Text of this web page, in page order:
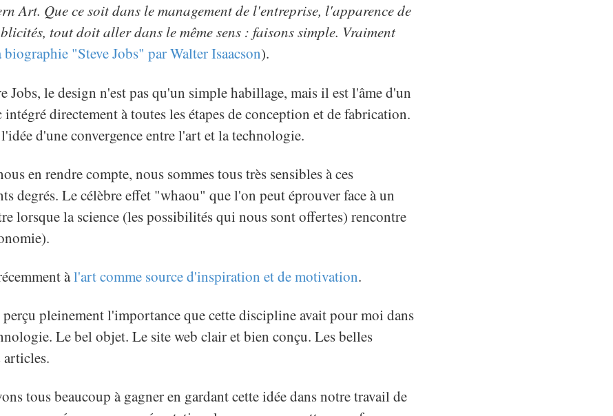
Art. Que ce soit dans le management de l'entreprise, l'apparence de
tout doit aller dans le même sens : faisons simple. Vraiment
biographie "Steve Jobs" par Walter Isaacson).
Jobs, le design n'est pas qu'un simple habillage, mais il est l'âme d'un
directement à toutes les étapes de conception et de fabrication.
d'une convergence entre l'art et la technologie.
en rendre compte, nous sommes tous très sensibles à ces
degrés. Le célèbre effet "whaou" que l'on peut éprouver face à un
lorsque la science (les possibilités qui nous sont offertes) rencontre
àl'art comme source d'inspiration et de motivation.
perçu pleinement l'importance que cette discipline avait pour moi dans
Le bel objet. Le site web clair et bien conçu. Les belles
tous beaucoup à gagner en gardant cette idée dans notre travail de